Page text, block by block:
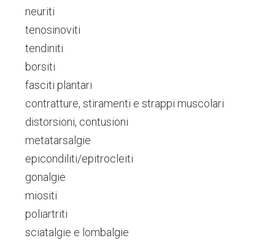
neuriti
tenosinoviti
tendiniti
borsiti
fasciti plantari
contratture, stiramenti e strappi muscolari
distorsioni, contusioni
metatarsalgie
epicondiliti/epitrocleiti
gonalgie
miositi
poliartriti
sciatalgie e lombalgie